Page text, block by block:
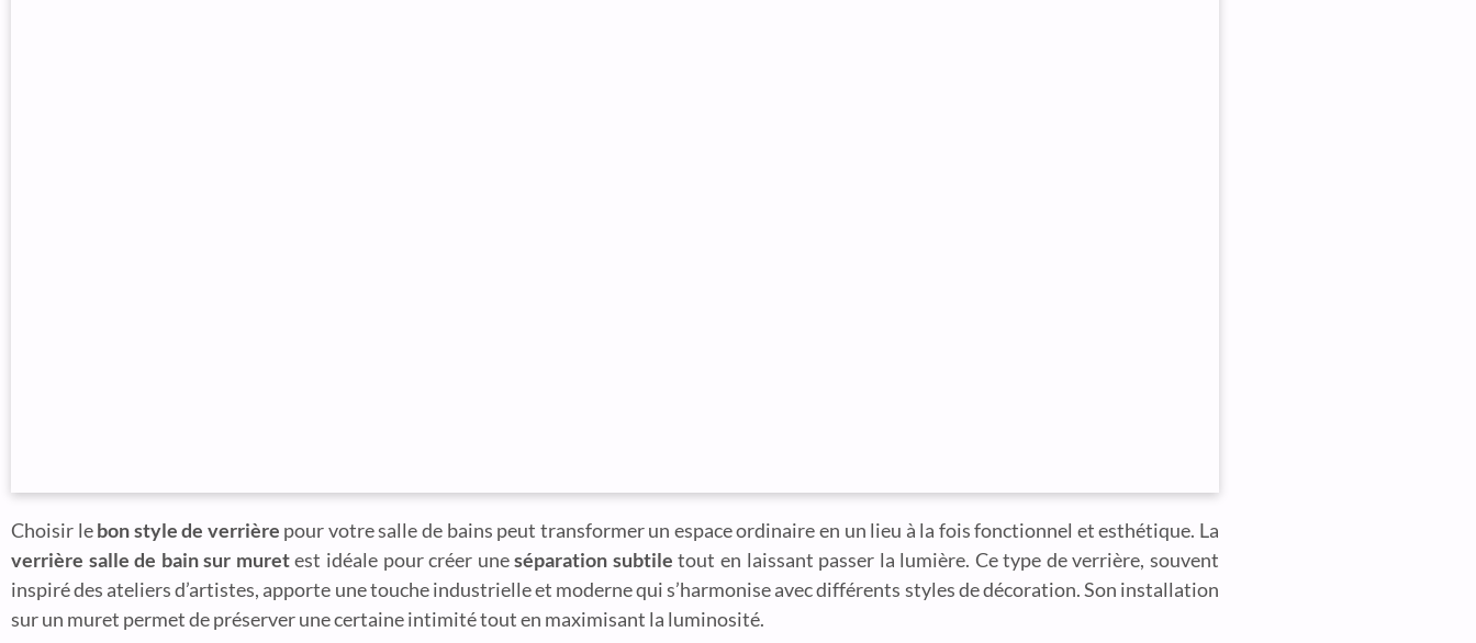
Choisir lebon style de verrière pour votre salle de bains peut transformer un espace ordinaire en un lieu à la fois fonctionnel et esthétique. La
verrière salle de bain sur muretest idéale pour créer uneséparation subtile tout en laissant passer la lumière. Ce type de verrière, souvent
inspiré des ateliers d’artistes, apporte une touche industrielle et moderne qui s’harmonise avec différents styles de décoration. Son installation
sur un muret permet de préserver une certaine intimité tout en maximisant la luminosité.